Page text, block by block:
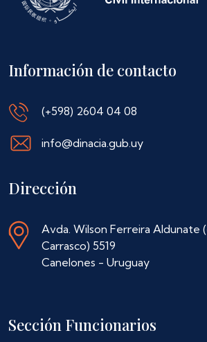
Información de contacto
(+598) 2604 04 08
info@dinacia.gub.uy
Dirección
Avda. Wilson Ferreira Aldunate
Carrasco) 5519
Canelones - Uruguay
Sección Funcionarios